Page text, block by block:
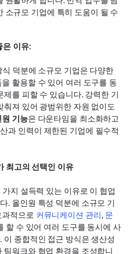
소규모 기업에 특히 도움이 될 수
은 이유:
덕분에 소규모 기업은 다양한
활용할 수 있어 여러 도구를 동
를 피할 수 있습니다. 강력한 기
춰져 있어 광범위한 자원 없이도
원 기능은 다운타임을 최소화하고
과 인력이 제한된 기업에 필수적
최고의 선택인 이유
지 설득력 있는 이유로 이 협업
. 올인원 특성 덕분에 소규모 기
적으로 커뮤니케이션 관리, 문
할 수 있어 여러 도구를 동시에 사
이 종합적인 접근 방식은 생산성
팀워크와 협업 환경을 조성합니